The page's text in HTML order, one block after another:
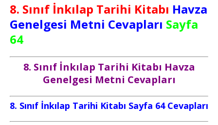
8. Sınıf İnkılap Tarihi Kitabı Havza
Genelgesi Metni Cevapları Sayfa
64
8. Sınıf İnkılap Tarihi Kitabı Havza
Genelgesi Metni Cevapları
8. Sınıf İnkılap Tarihi Kitabı Sayfa 64 Cevapları